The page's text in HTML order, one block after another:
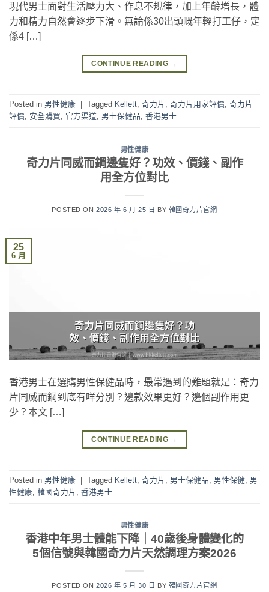
現代男士面對生活壓力大、作息不規律，加上年齡增長，體
力和精力自然會逐步下滑。無論係30出頭嘅年輕打工仔，定
係4 […]
CONTINUE READING →
Posted in 男性健康 Tagged Kellett, 奇力片, 奇力片用家評價, 奇力片
評價, 安全購買, 官方渠道, 男士保健品, 香港男士
男性健康
奇力片同威而鋼邊隻好？功效、價錢、副作
用全方位對比
POSTED ON2026 年 6 月 25 日 BY 韓國奇力片官網
25
6 月
香港男士在選購男性保健品時，最常遇到的難題就是：奇力
片同威而鋼到底有咩分別？邊款效果更好？邊個副作用更
少？本文 […]
CONTINUE READING →
Posted in 男性健康 Tagged Kellett, 奇力片, 男士保健品, 男性保健, 男
性健康, 韓國奇力片, 香港男士
男性健康
香港中年男士體能下降｜40歲後身體變化的
5個信號與韓國奇力片天然調理方案2026
POSTED ON2026 年 5 月 30 日 BY 韓國奇力片官網